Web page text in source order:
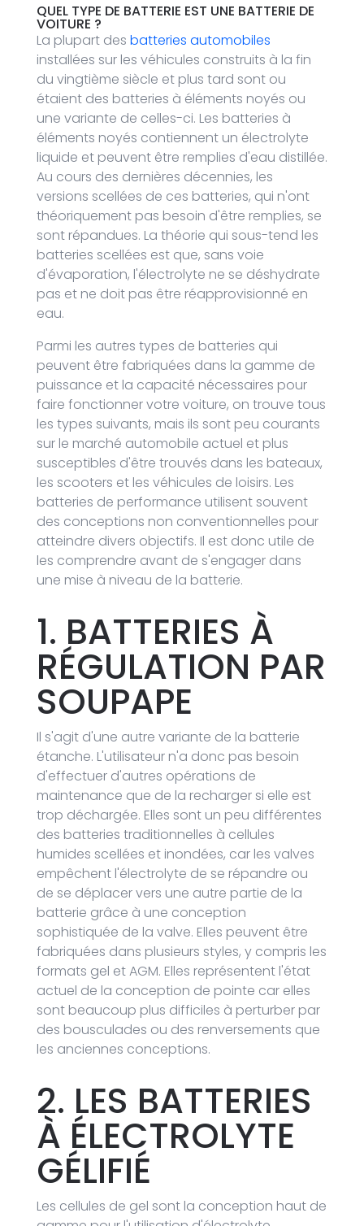
QUEL TYPE DE BATTERIE EST UNE BATTERIE DE
VOITURE ?
La plupart des batteries automobiles
installées sur les véhicules construits à la fin
du vingtième siècle et plus tard sont ou
étaient des batteries à éléments noyés ou
une variante de celles-ci. Les batteries à
éléments noyés contiennent un électrolyte
liquide et peuvent être remplies d'eau distillée.
Au cours des dernières décennies, les
versions scellées de ces batteries, qui n'ont
théoriquement pas besoin d'être remplies, se
sont répandues. La théorie qui sous-tend les
batteries scellées est que, sans voie
d'évaporation, l'électrolyte ne se déshydrate
pas et ne doit pas être réapprovisionné en
eau.
Parmi les autres types de batteries qui
peuvent être fabriquées dans la gamme de
puissance et la capacité nécessaires pour
faire fonctionner votre voiture, on trouve tous
les types suivants, mais ils sont peu courants
sur le marché automobile actuel et plus
susceptibles d'être trouvés dans les bateaux,
les scooters et les véhicules de loisirs. Les
batteries de performance utilisent souvent
des conceptions non conventionnelles pour
atteindre divers objectifs. Il est donc utile de
les comprendre avant de s'engager dans
une mise à niveau de la batterie.
1. BATTERIES À
RÉGULATION PAR
SOUPAPE
Il s'agit d'une autre variante de la batterie
étanche. L'utilisateur n'a donc pas besoin
d'effectuer d'autres opérations de
maintenance que de la recharger si elle est
trop déchargée. Elles sont un peu différentes
des batteries traditionnelles à cellules
humides scellées et inondées, car les valves
empêchent l'électrolyte de se répandre ou
de se déplacer vers une autre partie de la
batterie grâce à une conception
sophistiquée de la valve. Elles peuvent être
fabriquées dans plusieurs styles, y compris les
formats gel et AGM. Elles représentent l'état
actuel de la conception de pointe car elles
sont beaucoup plus difficiles à perturber par
des bousculades ou des renversements que
les anciennes conceptions.
2. LES BATTERIES
À ÉLECTROLYTE
GÉLIFIÉ
Les cellules de gel sont la conception haut de